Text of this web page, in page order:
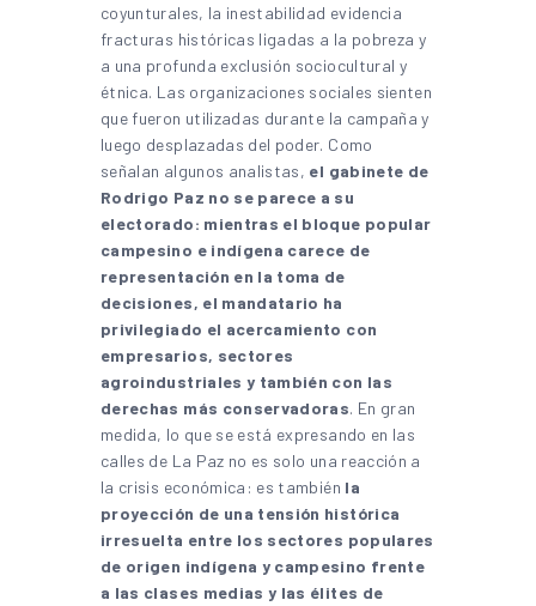
coyunturales, la inestabilidad evidencia
fracturas históricas ligadas a la pobreza y
a una profunda exclusión sociocultural y
étnica. Las organizaciones sociales sienten
que fueron utilizadas durante la campaña y
luego desplazadas del poder. Como
señalan algunos analistas, el gabinete de
Rodrigo Paz no se parece a su
electorado: mientras el bloque popular
campesino e indígena carece de
representación en la toma de
decisiones, el mandatario ha
privilegiado el acercamiento con
empresarios, sectores
agroindustriales y también con las
derechas más conservadoras. En gran
medida, lo que se está expresando en las
calles de La Paz no es solo una reacción a
la crisis económica: es también la
proyección de una tensión histórica
irresuelta entre los sectores populares
de origen indígena y campesino frente
a las clases medias y las élites de